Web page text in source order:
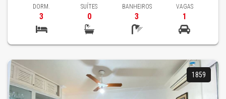
DORM.
3
SUÍTES
0
BANHEIROS
3
VAGAS
1
1859